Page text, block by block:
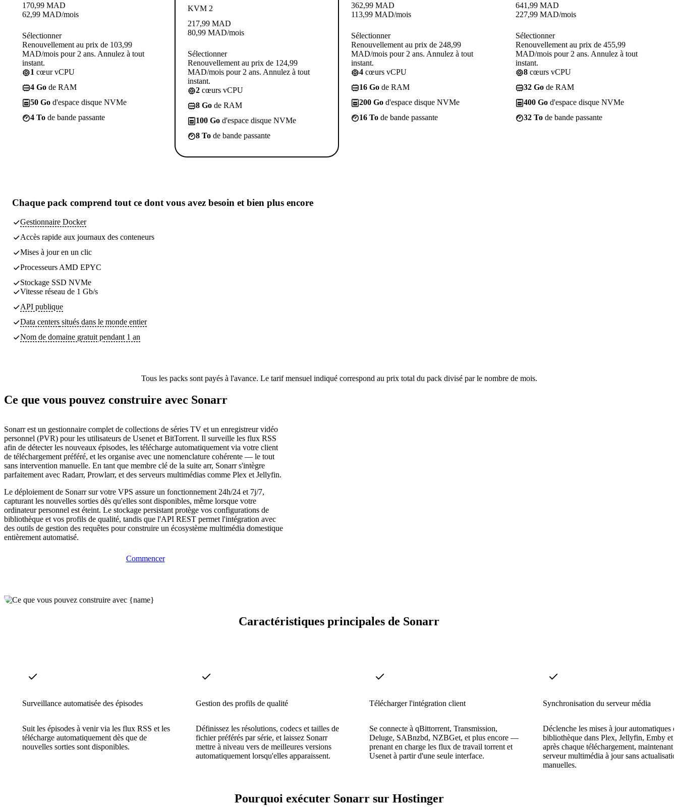
170,99 MAD
62,99 MAD/mois
Sélectionner
Renouvellement au prix de 103,99
MAD/mois pour 2 ans. Annulez à tout
instant.
1 cœur vCPU
4 Go de RAM
50 Go d'espace disque NVMe
4 To de bande passante
KVM 2
217,99 MAD
80,99 MAD/mois
Sélectionner
Renouvellement au prix de 124,99
MAD/mois pour 2 ans. Annulez à tout
instant.
2 cœurs vCPU
8 Go de RAM
100 Go d'espace disque NVMe
8 To de bande passante
362,99 MAD
113,99 MAD/mois
Sélectionner
Renouvellement au prix de 248,99
MAD/mois pour 2 ans. Annulez à tout
instant.
4 cœurs vCPU
16 Go de RAM
200 Go d'espace disque NVMe
16 To de bande passante
641,99 MAD
227,99 MAD/mois
Sélectionner
Renouvellement au prix de 455,99
MAD/mois pour 2 ans. Annulez à tout
instant.
8 cœurs vCPU
32 Go de RAM
400 Go d'espace disque NVMe
32 To de bande passante
Chaque pack comprend tout ce dont vous avez besoin et bien plus encore
Gestionnaire Docker
Accès rapide aux journaux des conteneurs
Mises à jour en un clic
Processeurs AMD EPYC
Stockage SSD NVMe
Vitesse réseau de 1 Gb/s
API publique
Data centers situés dans le monde entier
Nom de domaine gratuit pendant 1 an
Tous les packs sont payés à l'avance. Le tarif mensuel indiqué correspond au prix total du pack divisé par le nombre de mois.
Ce que vous pouvez construire avec Sonarr
Sonarr est un gestionnaire complet de collections de séries TV et un enregistreur vidéo
personnel (PVR) pour les utilisateurs de Usenet et BitTorrent. Il surveille les flux RSS
afin de détecter les nouveaux épisodes, les télécharge automatiquement via votre client
de téléchargement préféré, et les organise avec une nomenclature cohérente — le tout
sans intervention manuelle. En tant que membre clé de la suite arr, Sonarr s'intègre
parfaitement avec Radarr, Prowlarr, et des serveurs multimédias comme Plex et Jellyfin.
Le déploiement de Sonarr sur votre VPS assure un fonctionnement 24h/24 et 7j/7,
capturant les nouvelles sorties dès qu'elles sont disponibles, même lorsque votre
ordinateur personnel est éteint. Le stockage persistant protège vos configurations de
bibliothèque et vos profils de qualité, tandis que l'API REST permet l'intégration avec
des outils de gestion des requêtes pour construire un écosystème multimédia domestique
entièrement automatisé.
Commencer
Caractéristiques principales de Sonarr
Surveillance automatisée des épisodes
Suit les épisodes à venir via les flux RSS et les
télécharge automatiquement dès que de
nouvelles sorties sont disponibles.
Gestion des profils de qualité
Définissez les résolutions, codecs et tailles de
fichier préférés par série, et laissez Sonarr
mettre à niveau vers de meilleures versions
automatiquement lorsqu'elles apparaissent.
Télécharger l'intégration client
Se connecte à qBittorrent, Transmission,
Deluge, SABnzbd, NZBGet, et plus encore —
prenant en charge les flux de travail torrent et
Usenet à partir d'une seule interface.
Synchronisation du serveur média
Déclenche les mises à jour automatiques
bibliothèque dans Plex, Jellyfin, Emby et
après chaque téléchargement, maintenant
serveur multimédia à jour sans
manuelles.
Pourquoi exécuter Sonarr sur Hostinger